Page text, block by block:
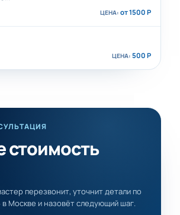
от 1500 Р
500 Р
стоимость
перезвонит, уточнит детали по
в Москве и назовёт следующий шаг.